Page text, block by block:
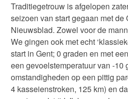
Traditiegetrouw is afgelopen
seizoen van start gegaan met de
Nieuwsblad. Zowel voor de
We gingen ook met echt
start in Gent; 0 graden en met
een gevoelstemperatuur van -10
omstandigheden op een pittig
4 kasseienstroken, 125 km) en